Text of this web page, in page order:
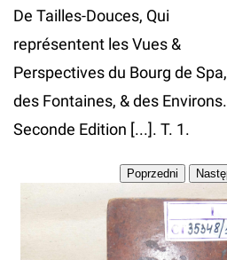
De Tailles-Douces, Qui
représentent les Vues &
Perspectives du Bourg de Spa,
des Fontaines, & des Environs.
Seconde Edition [...]. T. 1.